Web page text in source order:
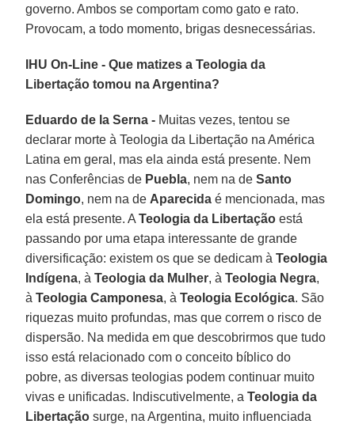
governo. Ambos se comportam como gato e rato.
Provocam, a todo momento, brigas desnecessárias.
IHU On-Line - Que matizes a Teologia da
Libertação tomou na Argentina?
Eduardo de la Serna - Muitas vezes, tentou se
declarar morte à Teologia da Libertação na América
Latina em geral, mas ela ainda está presente. Nem
nas Conferências de Puebla, nem na de Santo
Domingo, nem na de Aparecida é mencionada, mas
ela está presente. ATeologia da Libertação está
passando por uma etapa interessante de grande
diversificação: existem os que se dedicam àTeologia
Indígena, àTeologia da Mulher, àTeologia Negra,
àTeologia Camponesa, àTeologia Ecológica. São
riquezas muito profundas, mas que correm o risco de
dispersão. Na medida em que descobrirmos que tudo
isso está relacionado com o conceito bíblico do
pobre, as diversas teologias podem continuar muito
vivas e unificadas. Indiscutivelmente, aTeologia da
Libertação surge, na Argentina, muito influenciada